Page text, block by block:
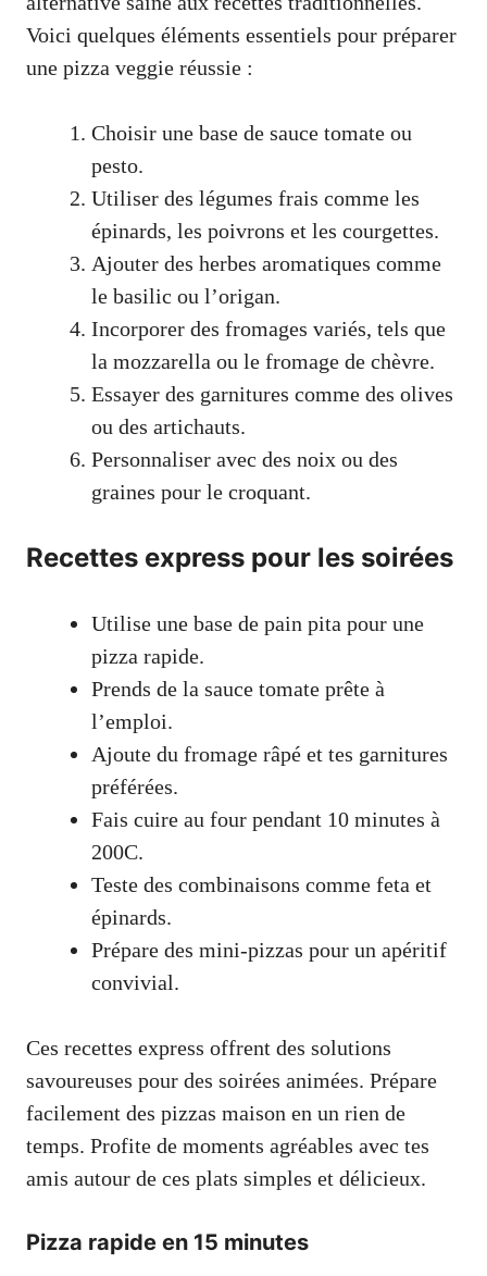
Voici quelques éléments essentiels pour préparer
une pizza veggie réussie :
Choisir une base de sauce tomate ou
pesto.
Utiliser des légumes frais comme les
épinards, les poivrons et les courgettes.
Ajouter des herbes aromatiques comme
le basilic ou l’origan.
Incorporer des fromages variés, tels que
la mozzarella ou le fromage de chèvre.
Essayer des garnitures comme des olives
ou des artichauts.
Personnaliser avec des noix ou des
graines pour le croquant.
Recettes express pour les soirées
Utilise une base de pain pita pour une
pizza rapide.
Prends de la sauce tomate prête à
l’emploi.
Ajoute du fromage râpé et tes garnitures
préférées.
Fais cuire au four pendant 10 minutes à
200C.
Teste des combinaisons comme feta et
épinards.
Prépare des mini-pizzas pour un apéritif
convivial.
Ces recettes express offrent des solutions
savoureuses pour des soirées animées. Prépare
facilement des pizzas maison en un rien de
temps. Profite de moments agréables avec tes
amis autour de ces plats simples et délicieux.
Pizza rapide en 15 minutes